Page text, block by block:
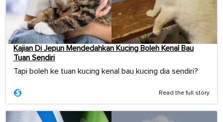
Kajian Di Jepun Mendedahkan Kucing Boleh Kenal Bau
Tuan Sendiri
Tapi boleh ke tuan kucing kenal bau kucing dia sendiri?
Read the full story